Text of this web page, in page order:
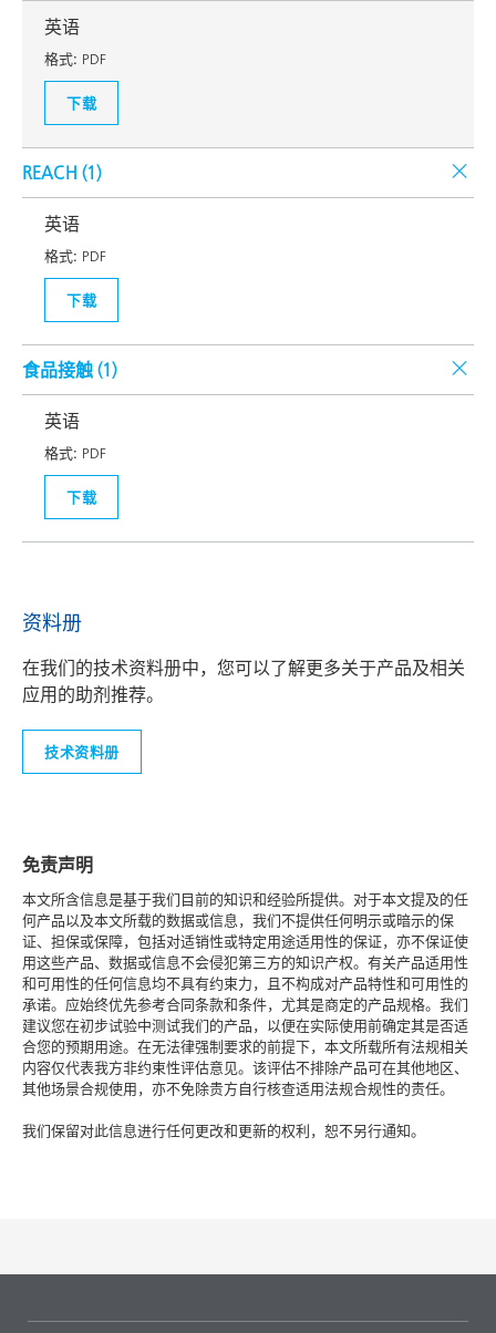
英语
格式: PDF
下载
REACH (1)
英语
格式: PDF
下载
食品接触 (1)
英语
格式: PDF
下载
资料册
在我们的技术资料册中，您可以了解更多关于产品及相关
应用的助剂推荐。
技术资料册
免责声明
本文所含信息是基于我们目前的知识和经验所提供。对于本文提及的任
何产品以及本文所载的数据或信息，我们不提供任何明示或暗示的保
证、担保或保障，包括对适销性或特定用途适用性的保证，亦不保证使
用这些产品、数据或信息不会侵犯第三方的知识产权。有关产品适用性
和可用性的任何信息均不具有约束力，且不构成对产品特性和可用性的
承诺。应始终优先参考合同条款和条件，尤其是商定的产品规格。我们
建议您在初步试验中测试我们的产品，以便在实际使用前确定其是否适
合您的预期用途。在无法律强制要求的前提下，本文所载所有法规相关
内容仅代表我方非约束性评估意见。该评估不排除产品可在其他地区、
其他场景合规使用，亦不免除贵方自行核查适用法规合规性的责任。
我们保留对此信息进行任何更改和更新的权利，恕不另行通知。